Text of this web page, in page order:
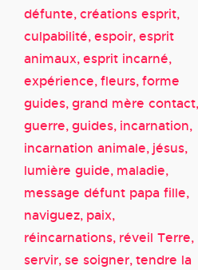
défunte créations esprit
culpabilité espoir esprit
animaux esprit incarné
expérience fleurs forme
guides grand mère contact
guerre guides incarnation
incarnation animale jésus
lumière guide maladie
message défunt papa fille
naviguez paix
réincarnations réveil Terre
servir se soigner tendre la